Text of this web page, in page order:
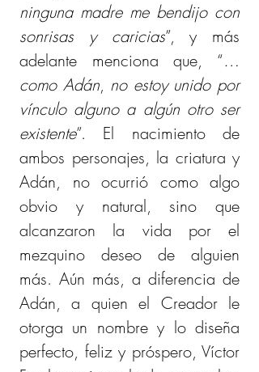
ninguna madre me bendijo con
sonrisas y caricias”, y más
adelante menciona que, “…
como Adán, no estoy unido por
vínculo alguno a algún otro ser
existente”. El nacimiento de
ambos personajes, la criatura y
Adán, no ocurrió como algo
obvio y natural, sino que
alcanzaron la vida por el
mezquino deseo de alguien
más. Aún más, a diferencia de
Adán, a quien el Creador le
otorga un nombre y lo diseña
perfecto, feliz y próspero, Víctor